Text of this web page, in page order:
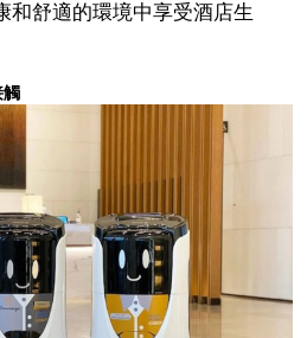
和舒適的環境中享受酒店生